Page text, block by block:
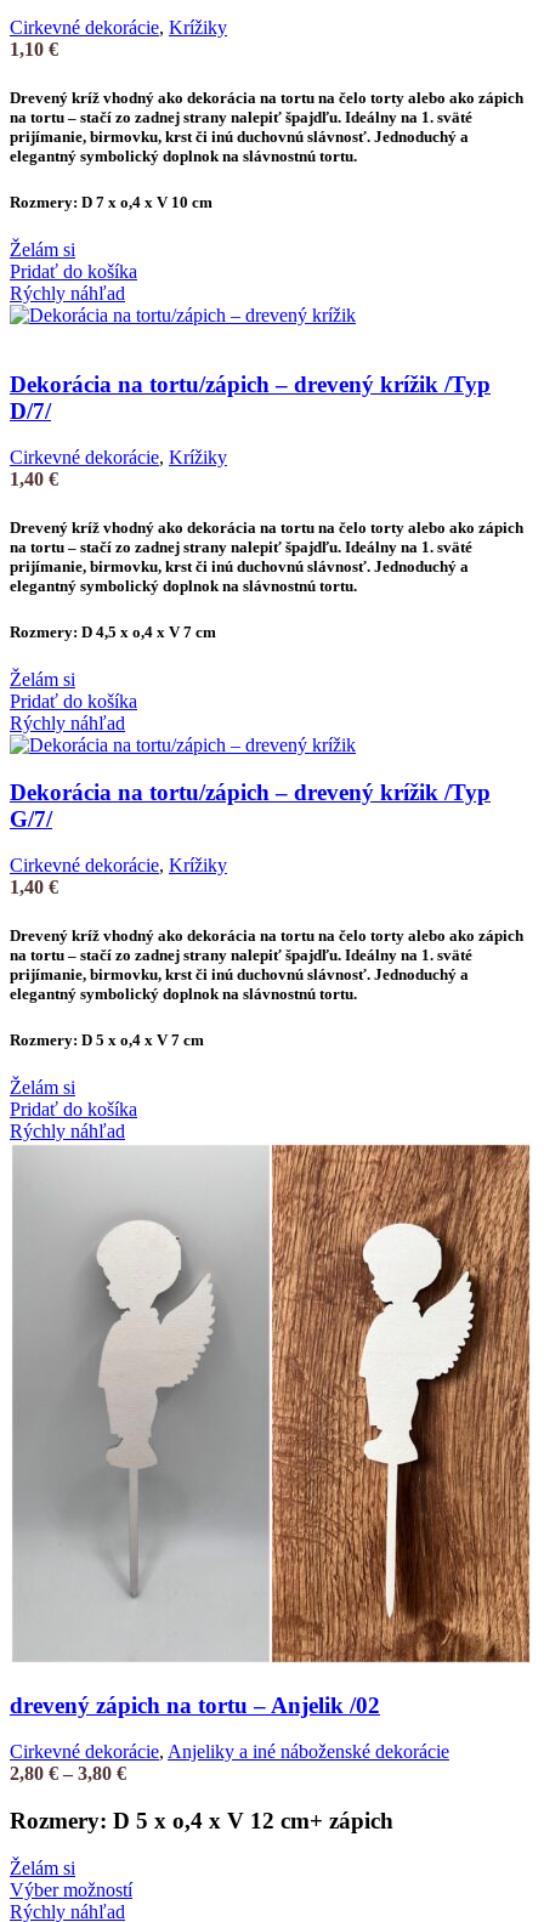
Cirkevné dekorácie, Krížiky
1,10 €
Drevený kríž vhodný ako dekorácia na tortu na čelo torty alebo ako zápich
na tortu – stačí zo zadnej strany nalepiť špajdľu. Ideálny na 1. sväté
prijímanie, birmovku, krst či inú duchovnú slávnosť. Jednoduchý a
elegantný symbolický doplnok na slávnostnú tortu.
Rozmery: D 7 x o,4 x V 10 cm
Želám si
Pridať do košíka
Rýchly náhľad
Dekorácia na tortu/zápich – drevený krížik /Typ
D/7/
Cirkevné dekorácie, Krížiky
1,40 €
Drevený kríž vhodný ako dekorácia na tortu na čelo torty alebo ako zápich
na tortu – stačí zo zadnej strany nalepiť špajdľu. Ideálny na 1. sväté
prijímanie, birmovku, krst či inú duchovnú slávnosť. Jednoduchý a
elegantný symbolický doplnok na slávnostnú tortu.
Rozmery: D 4,5 x o,4 x V 7 cm
Želám si
Pridať do košíka
Rýchly náhľad
Dekorácia na tortu/zápich – drevený krížik /Typ
G/7/
Cirkevné dekorácie, Krížiky
1,40 €
Drevený kríž vhodný ako dekorácia na tortu na čelo torty alebo ako zápich
na tortu – stačí zo zadnej strany nalepiť špajdľu. Ideálny na 1. sväté
prijímanie, birmovku, krst či inú duchovnú slávnosť. Jednoduchý a
elegantný symbolický doplnok na slávnostnú tortu.
Rozmery: D 5 x o,4 x V 7 cm
Želám si
Pridať do košíka
Rýchly náhľad
drevený zápich na tortu – Anjelik /02
Cirkevné dekorácie, Anjeliky a iné náboženské dekorácie
2,80 € – 3,80 €
Rozmery: D 5 x o,4 x V 12 cm+ zápich
Želám si
Výber možností
Rýchly náhľad